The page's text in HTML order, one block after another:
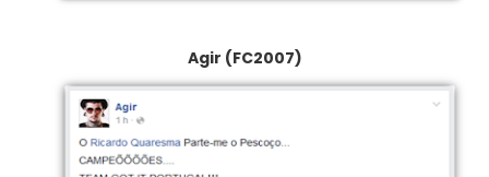
Agir (FC2007)